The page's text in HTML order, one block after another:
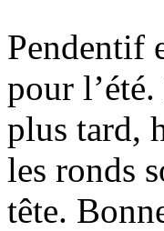
Pendentif
pour
plus tard,
les ronds
tête.